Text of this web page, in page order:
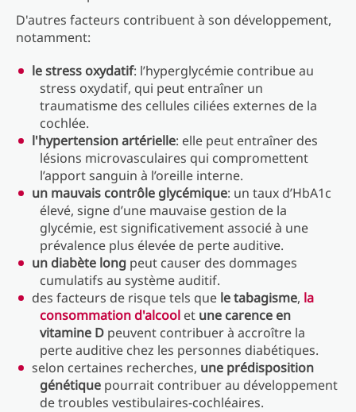
D'autres facteurs contribuent à son développement,
notamment:
le stress oxydatif: l’hyperglycémie contribue au
stress oxydatif, qui peut entraîner un
traumatisme des cellules ciliées externes de la
cochlée.
l'hypertension artérielle: elle peut entraîner des
lésions microvasculaires qui compromettent
l’apport sanguin à l’oreille interne.
un mauvais contrôle glycémique: un taux d’HbA1c
élevé, signe d’une mauvaise gestion de la
glycémie, est significativement associé à une
prévalence plus élevée de perte auditive.
un diabète long peut causer des dommages
cumulatifs au système auditif.
des facteurs de risque tels que le tabagisme, la
consommation d'alcool et une carence en
vitamine D peuvent contribuer à accroître la
perte auditive chez les personnes diabétiques.
selon certaines recherches, une prédisposition
génétique pourrait contribuer au développement
de troubles vestibulaires-cochléaires.